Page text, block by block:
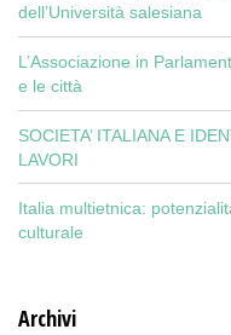
dell’Università salesiana
L’Associazione in
e le città
SOCIETA’ ITALIANA E
LAVORI
Italia multietnica:
culturale
Archivi